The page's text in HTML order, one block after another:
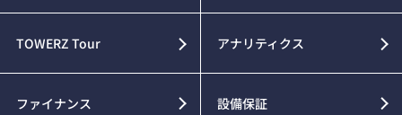
TOWERZ Tour アナリティクス
ファイナンス 設備保証